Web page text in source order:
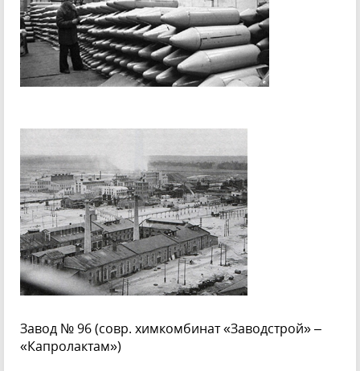
Завод № 96 (совр. химкомбинат «Заводстрой» –
«Капролактам»)